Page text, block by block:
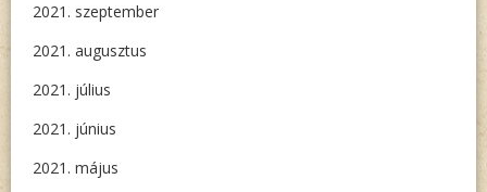
2021. szeptember
2021. augusztus
2021. július
2021. június
2021. május